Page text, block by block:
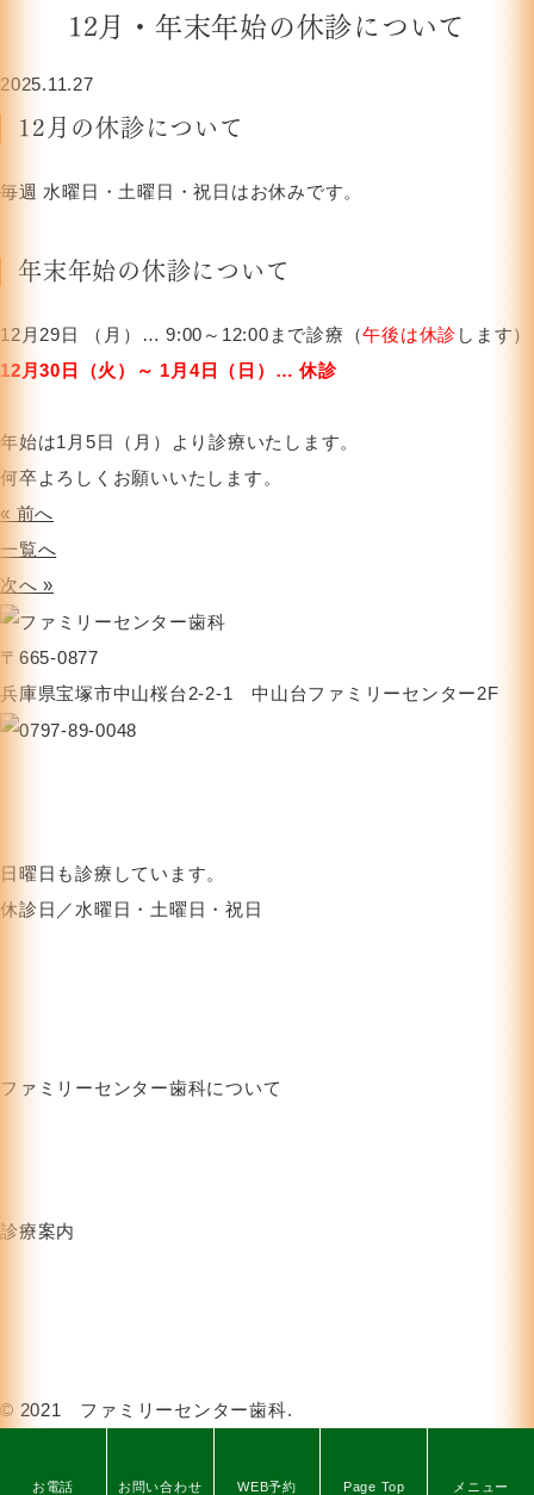
12月・年末年始の休診について
2025.11.27
12月の休診について
毎週 水曜日・土曜日・祝日はお休みです。
年末年始の休診について
12月29日 （月）… 9:00～12:00まで診療（午後は休診 します）
12月30日（火）～ 1月4日（日）… 休診
年始は1月5日（月）より診療いたします。
何卒よろしくお願いいたします。
« 前へ
一覧へ
次へ »
〒665-0877
兵庫県宝塚市中山桜台2-2-1 中山台ファミリーセンター2F
日曜日も診療しています。
休診日／水曜日・土曜日・祝日
ファミリーセンター歯科について
診療案内
© 2021 ファミリーセンター歯科.
お電話 お問い合わせ WEB予約 Page Top メニュー